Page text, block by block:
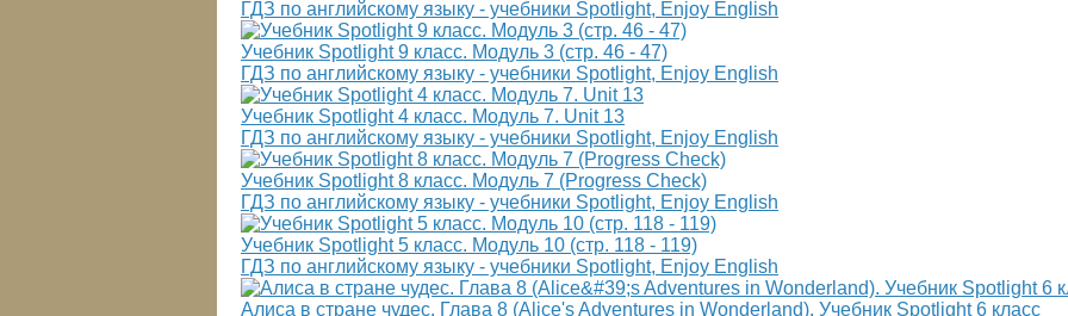
ГДЗ по английскому языку - учебники Spotlight, Enjoy English
Учебник Spotlight 9 класс. Модуль 3 (стр. 46 - 47)
ГДЗ по английскому языку - учебники Spotlight, Enjoy English
Учебник Spotlight 4 класс. Модуль 7. Unit 13
ГДЗ по английскому языку - учебники Spotlight, Enjoy English
Учебник Spotlight 8 класс. Модуль 7 (Progress Check)
ГДЗ по английскому языку - учебники Spotlight, Enjoy English
Учебник Spotlight 5 класс. Модуль 10 (стр. 118 - 119)
ГДЗ по английскому языку - учебники Spotlight, Enjoy English
Алиса в стране чудес. Глава 8 (Alice's Adventures in Wonderland). Учебник Spotlight 6 класс